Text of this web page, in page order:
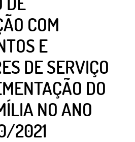
COM
E
DE SERVIÇO
DO
NO ANO
2021